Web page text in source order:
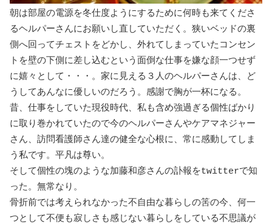
朝は部屋の電源を冬仕度ようにするために何時も来てくださ
るヘルパーさんにお願いし直していただく。狭いベッドの裏
側へ回ってチェストをどかし、外れてしまっていたコンセン
トを壁の下側に差し込むという面倒な仕事を嫌な顔一つせず
に嬉々として・・・。家に見える３人のヘルパーさんは、ど
うしてあんなに優しいのだろう。感謝で胸が一杯になる。
昔、仕事をしていた現役時代、私も含め強過ぎる個性ばかり
に取り巻かれていたので今のヘルパーさんやケアマネジャー
さん、訪問看護師さん達の健全な心根に、常に感動してしま
う私です。平凡は尊い。
そして個性の塊のような加藤和彦さんの訃報をtwitterで知
った。無常なり。
骨折前では考えられなかった不自由な暮らしの筈の今、何一
つとして不便も寂しさも感じない暮らしをしている不思議が